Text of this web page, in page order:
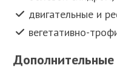
двигательные и
вегетативно-